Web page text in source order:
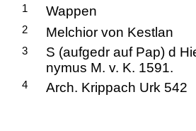
1 Wappen
2 Melchior von Kestlan
3
S (aufgedr auf Pap) d
nymus M. v. K. 1591.
4 Arch. Krippach Urk 542